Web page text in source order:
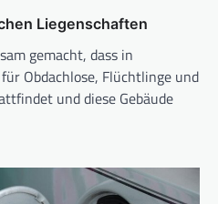
Liegenschaften
gemacht, dass in
Obdachlose, Flüchtlinge und
und diese Gebäude